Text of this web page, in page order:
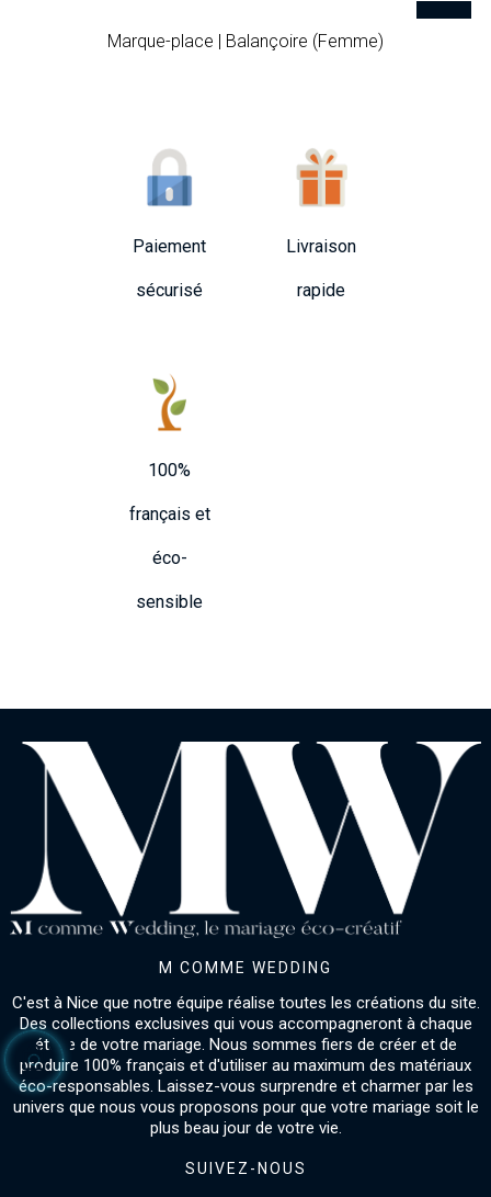
Marque-place | Balançoire (Femme)
Paiement
sécurisé
Livraison
rapide
100%
français et
éco-
sensible
M COMME WEDDING
C'est à Nice que notre équipe réalise toutes les créations du site.
Des collections exclusives qui vous accompagneront à chaque
étape de votre mariage. Nous sommes fiers de créer et de
produire 100% français et d'utiliser au maximum des matériaux
éco-responsables. Laissez-vous surprendre et charmer par les
univers que nous vous proposons pour que votre mariage soit le
plus beau jour de votre vie.
SUIVEZ-NOUS